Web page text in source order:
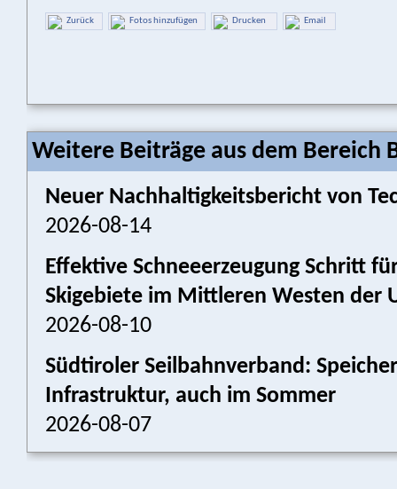
Zurück Fotos hinzufügen Drucken Email
Weitere Beiträge aus dem Bereich
Neuer Nachhaltigkeitsbericht von
2026-08-14
Effektive Schneeerzeugung Schritt
Skigebiete im Mittleren Westen der
2026-08-10
Südtiroler Seilbahnverband:
Infrastruktur, auch im Sommer
2026-08-07